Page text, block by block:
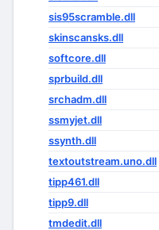
sis95scramble.dll
skinscansks.dll
softcore.dll
sprbuild.dll
srchadm.dll
ssmyjet.dll
ssynth.dll
textoutstream.uno.dll
tipp461.dll
tipp9.dll
tmdedit.dll